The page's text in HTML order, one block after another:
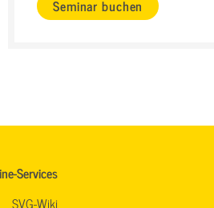
Seminar buchen
Services
SVG-Wiki